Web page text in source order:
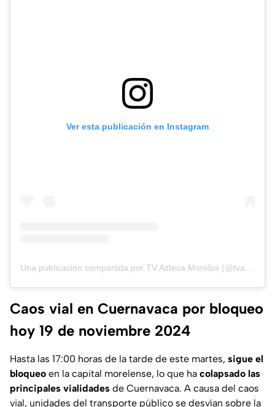
Ver esta publicación en Instagram
Una publicación compartida por TV Azteca Morelos (@tvazteca_morelos)
Caos vial en Cuernavaca por bloqueo
hoy 19 de noviembre 2024
Hasta las 17:00 horas de la tarde de este martes, sigue el
bloqueo en la capital morelense, lo que ha colapsado las
principales vialidades de Cuernavaca. A causa del caos
vial, unidades del transporte público se desvían sobre la